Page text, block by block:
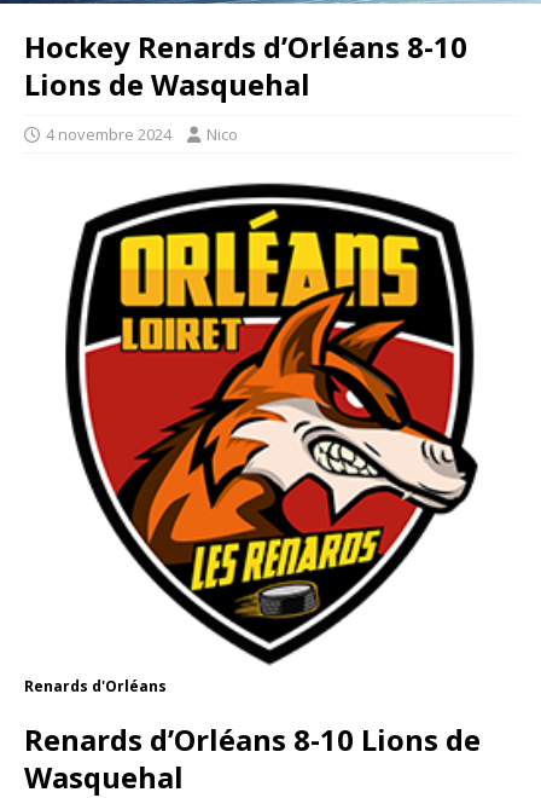
Hockey Renards d’Orléans 8-10
Lions de Wasquehal
4 novembre 2024 Nico
Renards d'Orléans
Renards d’Orléans 8-10 Lions de
Wasquehal